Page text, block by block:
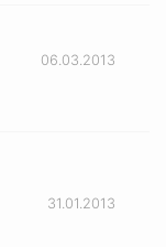
06.03.2013
31.01.2013